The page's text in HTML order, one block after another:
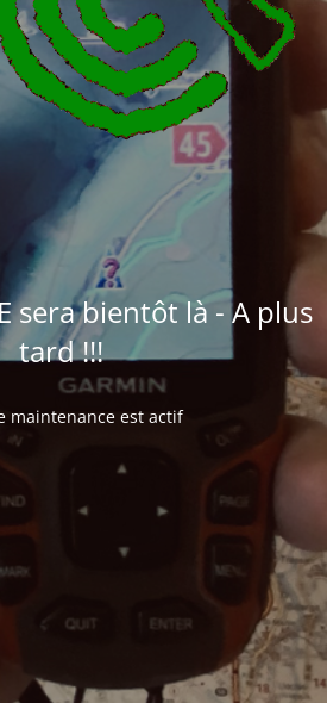
sera bientôt là - A plus
tard !!!
maintenance est actif